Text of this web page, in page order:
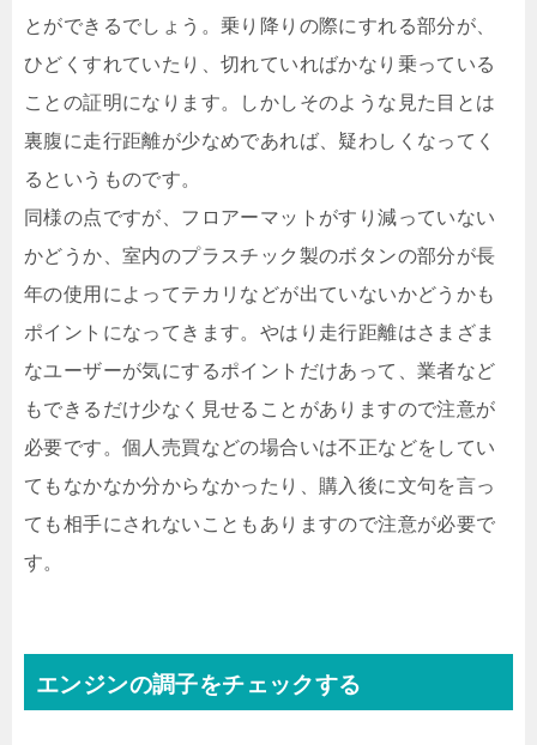
とができるでしょう。乗り降りの際にすれる部分が、
ひどくすれていたり、切れていればかなり乗っている
ことの証明になります。しかしそのような見た目とは
裏腹に走行距離が少なめであれば、疑わしくなってく
るというものです。
同様の点ですが、フロアーマットがすり減っていない
かどうか、室内のプラスチック製のボタンの部分が長
年の使用によってテカリなどが出ていないかどうかも
ポイントになってきます。やはり走行距離はさまざま
なユーザーが気にするポイントだけあって、業者など
もできるだけ少なく見せることがありますので注意が
必要です。個人売買などの場合いは不正などをしてい
てもなかなか分からなかったり、購入後に文句を言っ
ても相手にされないこともありますので注意が必要で
す。
エンジンの調子をチェックする